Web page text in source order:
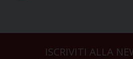
ISCRIVITI ALLA